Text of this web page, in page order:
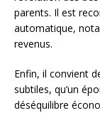
parents. Il est
automatique,
revenus.
Enfin, il convient
subtiles, qu’un
déséquilibre